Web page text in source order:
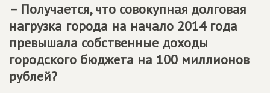
– Получается, что совокупная долговая
нагрузка города на начало 2014 года
превышала собственные доходы
городского бюджета на 100 миллионов
рублей?